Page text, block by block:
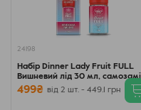
24198
Набір Dinner Lady Fruit FULL
Вишневий лід 30 мл,
499₴ від 2 шт. - 449.1 грн